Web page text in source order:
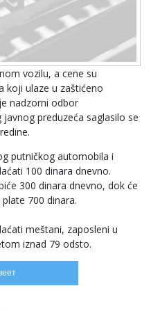
vozilu, a cene su
koji ulaze u zaštićeno
nadzorni odbor
preduzeća saglasilo se
putničkog automobila i
100 dinara dnevno.
300 dinara dnevno, dok će
700 dinara.
meštani, zaposleni u
iznad 79 odsto.